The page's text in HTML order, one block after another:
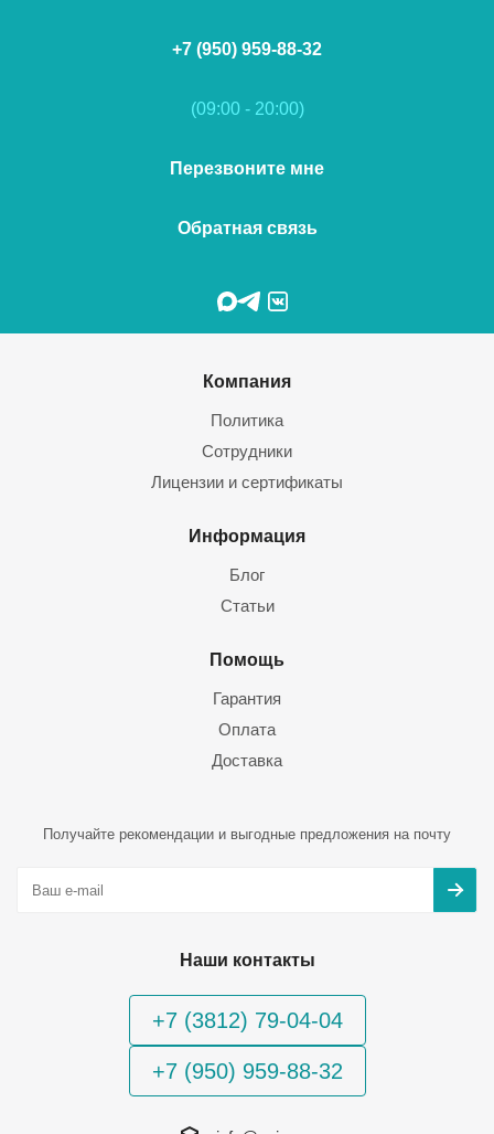
+7 (950) 959-88-32
(09:00 - 20:00)
Перезвоните мне
Обратная связь
Компания
Политика
Сотрудники
Лицензии и сертификаты
Информация
Блог
Статьи
Помощь
Гарантия
Оплата
Доставка
Получайте рекомендации и выгодные предложения на почту
Наши контакты
+7 (3812) 79-04-04
+7 (950) 959-88-32